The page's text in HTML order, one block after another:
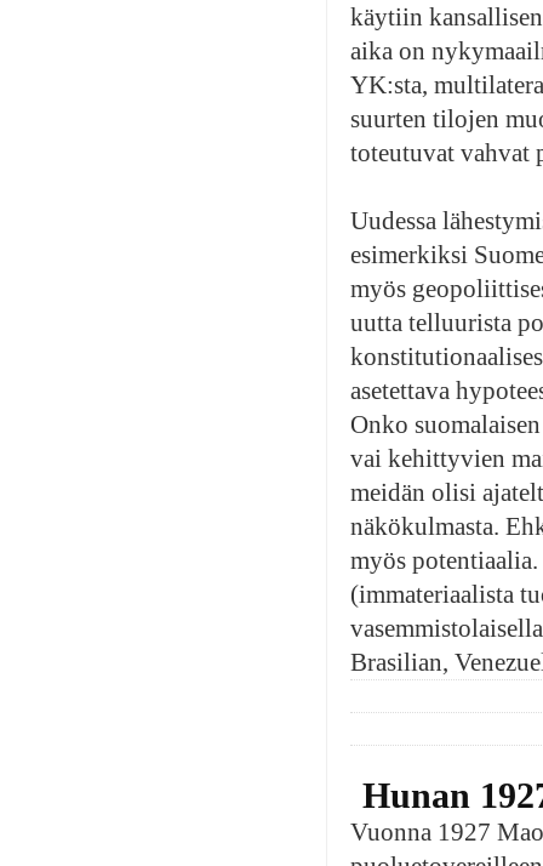
käytiin
aika on
YK:sta,
suurten tilojen
toteutuvat vahvat
Uudessa
esimerkiksi
myös
uutta telluurista
asetettava
Onko
vai kehittyvien
meidän olisi
näkökulmasta.
myös
(immateriaalista
Brasilian,
Hunan
Vuonna 1927